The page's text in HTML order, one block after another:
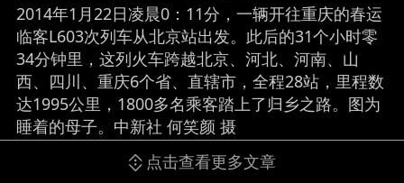
2014年1月22日凌晨0：11分，一辆开往重庆的春运
临客L603次列车从北京站出发。此后的31个小时零
34分钟里，这列火车跨越北京、河北、河南、山
西、四川、重庆6个省、直辖市，全程28站，里程数
达1995公里，1800多名乘客踏上了归乡之路。图为
睡着的母子。中新社 何笑颜 摄
点击查看更多文章